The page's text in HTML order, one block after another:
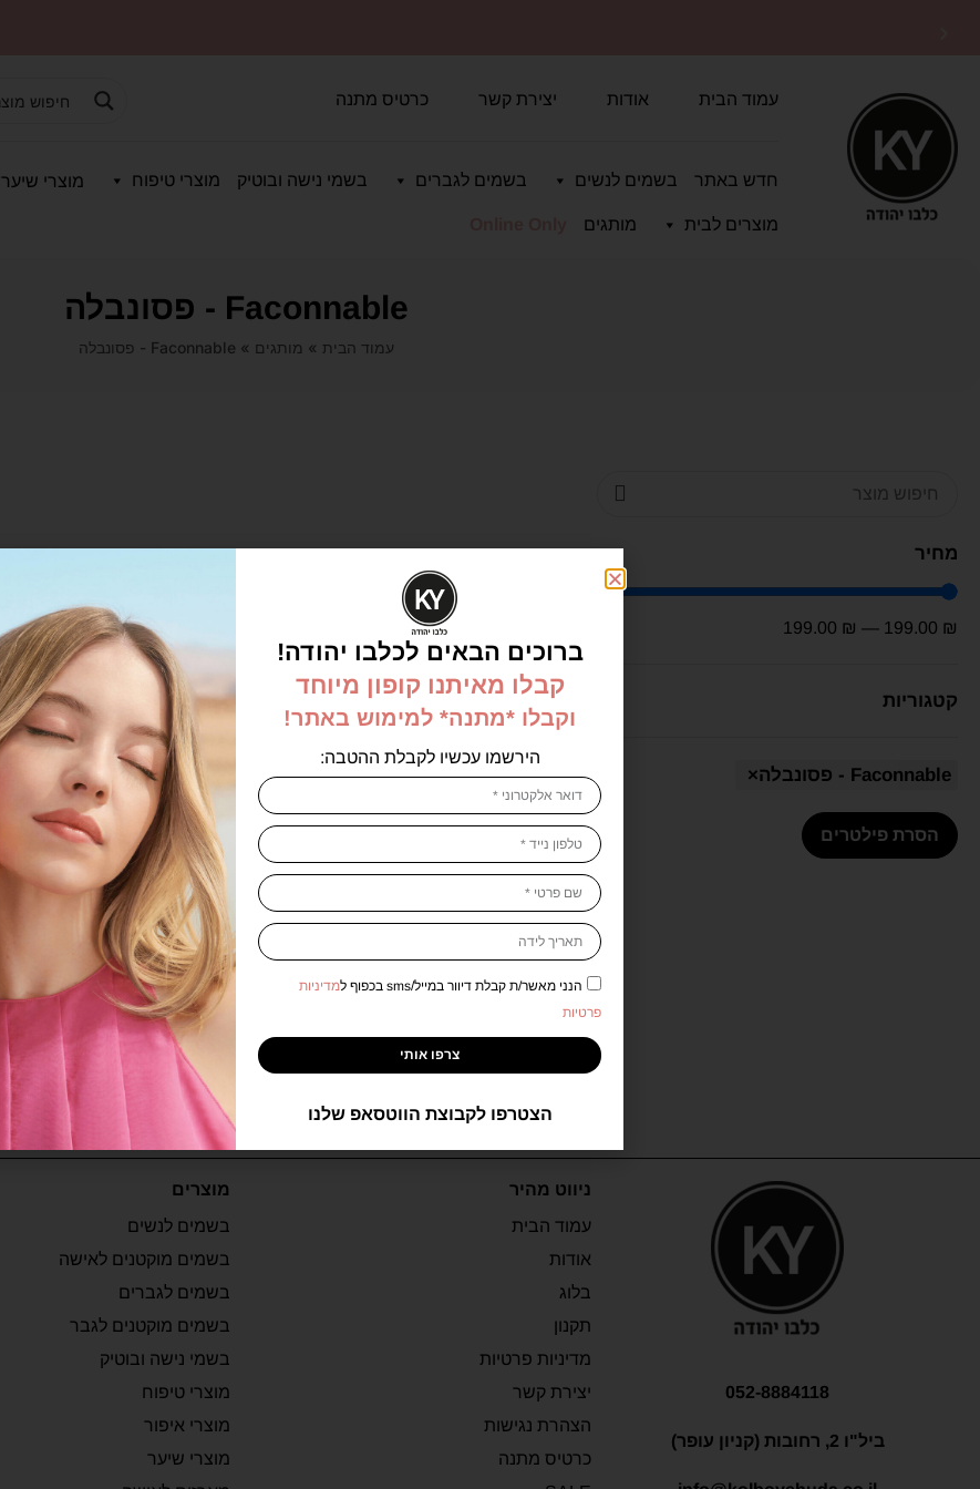
עמוד הבית
אודות יצירת קשר כרטיס מתנה
חדש באתר בשמים לנשים בשמים לגברים בשמי נישה ובוטיק מוצרי טיפוח מוצרי שיער
מוצרים לבית מותגים
Faconnable - פסונבלה
עמוד הבית » מותגים » Faconnable - פסונבלה
מחיר
₪
199.00
—
₪
199.00
קטגוריות
Faconnable - פסונבלה ×
הסרת פילטרים
אזל במלאי
פסונבלה אוריגינל בושם לגבר
ORIGINAL FOR MEN 90ML
EDT
מידע נוסף
052-8884118
ביל"ו 2, רחובות (קניון עופר)
ניווט מהיר
עמוד הבית
אודות
בלוג
תקנון
מדיניות פרטיות
יצירת קשר
הצהרת נגישות
כרטיס מתנה
מוצרים
בשמים לנשים
בשמים מוקטנים לאישה
בשמים לגברים
בשמים מוקטנים לגבר
בשמי נישה ובוטיק
מוצרי טיפוח
מוצרי איפור
מוצרי שיער
ברוכים הבאים לכלבו יהודה!
קבלו מאיתנו קופון מיוחד
וקבלו *מתנה* למימוש באתר!
הירשמו עכשיו לקבלת ההטבה:
הנני מאשר/ת קבלת דיוור במייל/sms בכפוף ל
מדיניות
פרטיות
צרפו אותי
הצטרפו לקבוצת הווטסאפ שלנו